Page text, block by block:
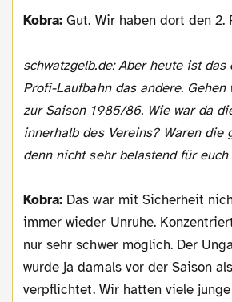
Kobra: Gut. Wir haben dort den 2.
schwatzgelb.de: Aber heute ist
Profi-Laufbahn das andere.
zur Saison 1985/86. Wie war da
innerhalb des Vereins? Waren die
denn nicht sehr belastend für
Kobra: Das war mit Sicherheit
immer wieder Unruhe.
nur sehr schwer möglich. Der
wurde ja damals vor der Saison
verpflichtet. Wir hatten viele